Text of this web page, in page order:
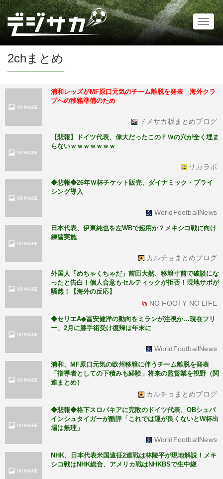
2chまとめ
浦和レッズがMF原口元気のチーム離脱を発表 海外クラ
ブへの移籍準備のため
ドメサカ板まとめブログ
【悲報】ドイツ代表、偉大だったこのＦＷの穴が全く埋ま
らないｗｗｗｗｗｗｗ
サカラボ
◆悲報◆26年Ｗ杯チケット販売、ダイナミック・プライ
シング導入
WorldFootballNews
日本代表、伊東純也を左WBで起用か？メキシコ戦に向け
練習実施
カルチョまとめブログ
外国人「めちゃくちゃだ」前田大然、移籍寸前で破談にな
ったと告白！個人合意もセルティックが拒否！現地サポが
騒然！【海外の反応】
NO FOOTY NO LIFE
◆セリエA◆冨安健洋の動向をミランが注視か…現在フリ
ー、2月に膝手術受け復帰は年末に
WorldFootballNews
浦和、MF原口元気の欧州移籍に伴うチーム離脱を発表
「指導者としての下積みも経験」将来の監督業を視野（関
連まとめ）
カルチョまとめブログ
◆悲報◆格下スロバキアに完敗のドイツ代表、OBシュバ
インシュタイガーが酷評「これでは運が良くないとW杯出
場は無理」
WorldFootballNews
NHK、日本代表米国遠征2連戦は林陵平が現地解説！メキ
シコ戦はNHK総合、アメリカ戦はNHKBSで生中継